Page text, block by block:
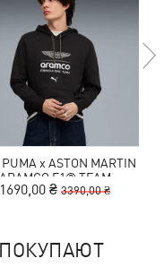
x ASTON MARTIN
ARAMCO F1® TEAM
Essentials Hoodie Men
1690,00 ₴ 3390,00 ₴